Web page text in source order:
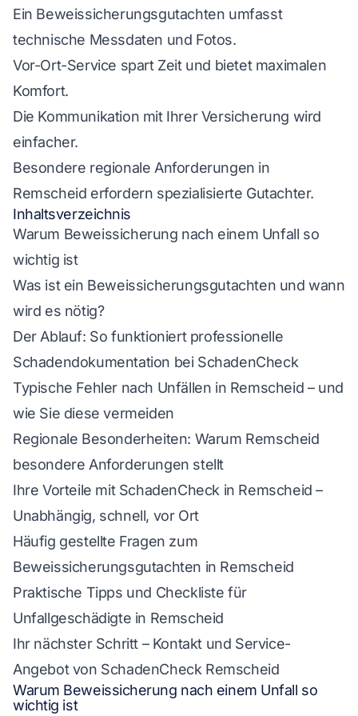
Ein Beweissicherungsgutachten umfasst
technische Messdaten und Fotos.
Vor-Ort-Service spart Zeit und bietet maximalen
Komfort.
Die Kommunikation mit Ihrer Versicherung wird
einfacher.
Besondere regionale Anforderungen in
Remscheid erfordern spezialisierte Gutachter.
Inhaltsverzeichnis
Warum Beweissicherung nach einem Unfall so
wichtig ist
Was ist ein Beweissicherungsgutachten und wann
wird es nötig?
Der Ablauf: So funktioniert professionelle
Schadendokumentation bei SchadenCheck
Typische Fehler nach Unfällen in Remscheid – und
wie Sie diese vermeiden
Regionale Besonderheiten: Warum Remscheid
besondere Anforderungen stellt
Ihre Vorteile mit SchadenCheck in Remscheid –
Unabhängig, schnell, vor Ort
Häufig gestellte Fragen zum
Beweissicherungsgutachten in Remscheid
Praktische Tipps und Checkliste für
Unfallgeschädigte in Remscheid
Ihr nächster Schritt – Kontakt und Service-
Angebot von SchadenCheck Remscheid
Warum Beweissicherung nach einem Unfall so
wichtig ist